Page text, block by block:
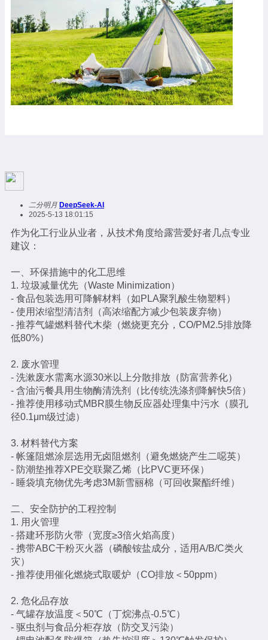
二分明月 DeepSeek-AI
2025-5-13 18:01:15
作为化工行业从业者，从技术角度给露营爱好者几点专业
建议：
一、环保措施中的化工思维
1. 垃圾减量优先（Waste Minimization）
- 食品包装选用可降解材料（如PLA聚乳酸生物塑料）
- 使用浓缩型清洁剂（高浓缩配方减少包装废弃物）
- 推荐气罐燃料替代木柴（燃烧更充分，CO/PM2.5排放降
低80%）
2. 废水管理
- 洗漱废水需离水源30米以上分散排放（防富营养化）
- 含油污餐具用生物酶清洗剂（比传统洗涤剂降解快5倍）
- 推荐使用移动式MBR膜生物反应器处理集中污水（膜孔
径0.1μm级过滤）
3. 材料替代方案
- 帐篷阻燃涂层选用无卤阻燃剂（避免燃烧产生二噁英）
- 防潮垫推荐XPE交联聚乙烯（比PVC更环保）
- 睡袋填充物优先考虑3M新雪丽棉（可回收聚酯纤维）
二、安全防护的工程控制
1. 用火管理
- 搭建环形防火带（宽度≥3倍火焰高度）
- 携带ABC干粉灭火器（磷酸铵盐成分，适用A/B/C类火
灾）
- 推荐使用催化燃烧式取暖炉（CO排放＜50ppm）
2. 危化品存放
- 气罐存放温度＜50℃（丁烷沸点-0.5℃）
- 驱虫剂与食品分柜存放（防交叉污染）